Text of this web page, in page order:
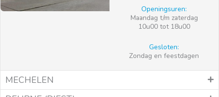
Openingsuren:
Maandag t/m zaterdag
10u00 tot 18u00
Gesloten:
Zondag en feestdagen
MECHELEN